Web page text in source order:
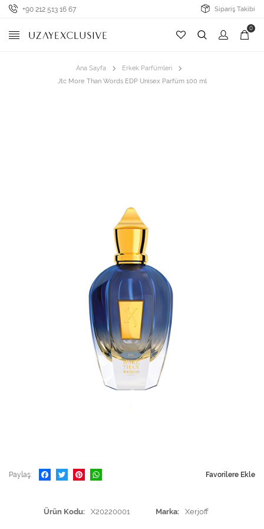
+90 212 513 16 67 Sipariş Takibi
0
Ana Sayfa
Erkek Parfümleri
Jtc More Than Words EDP Unisex Parfüm 100 ml
Paylaş Favorilere Ekle
Ürün Kodu X20220001 Marka Xerjoff